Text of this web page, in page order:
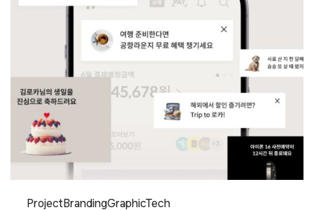
ProjectBrandingGraphicTech